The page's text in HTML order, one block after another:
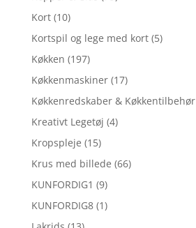
Kort (10)
Kortspil og lege med kort (5)
Køkken (197)
Køkkenmaskiner (17)
Køkkenredskaber & Køkkentilbehør
Kreativt Legetøj (4)
Kropspleje (15)
Krus med billede (66)
KUNFORDIG1 (9)
KUNFORDIG8 (1)